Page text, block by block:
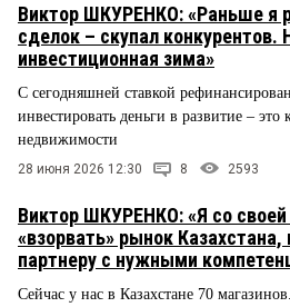
Виктор ШКУРЕНКО: «Раньше я
сделок – скупал конкурентов.
инвестиционная зима»
С сегодняшней ставкой
инвестировать деньги в развитие – это
недвижимости
28 июня 2026 12:30 8 2593
Виктор ШКУРЕНКО: «Я со
«взорвать» рынок
партнеру с нужными
Сейчас у нас в Казахстане 70